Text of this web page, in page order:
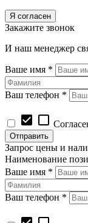
Я согласен
Закажите звонок
И наш менеджер
Ваше имя *
Ваш телефон *
check_box check_box_outline_blank
Запрос цены и
Наименование
Ваше имя *
Ваш телефон *